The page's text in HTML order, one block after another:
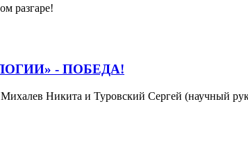
разгаре!
- ПОБЕДА!
Никита и Туровский Сергей (научный